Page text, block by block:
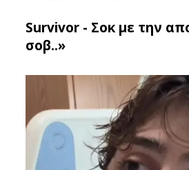
Survivor - Σoκ με την
σοβ..»